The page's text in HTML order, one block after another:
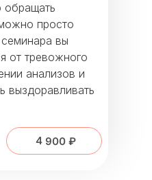
обращать
просто
вы
от тревожного
анализов и
выздоравливать
4 900 ₽